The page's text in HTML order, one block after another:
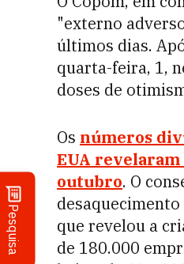
Pesquisa
"externo
últimos dias.
quarta-feira, 1,
doses de
Os números
EUA revelaram
outubro. O
que revelou a
de 180.000